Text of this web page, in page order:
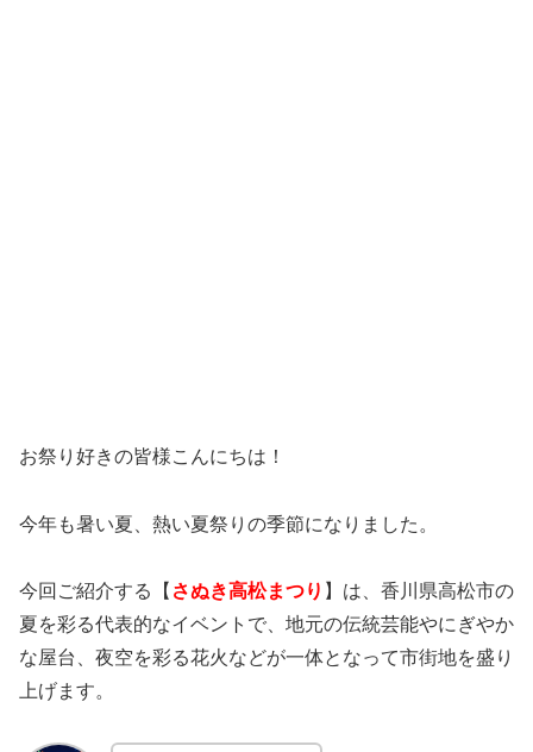
お祭り好きの皆様こんにちは！
今年も暑い夏、熱い夏祭りの季節になりました。
今回ご紹介する【 さぬき高松まつり 】は、香川県高松市の
夏を彩る代表的なイベントで、地元の伝統芸能やにぎやか
な屋台、夜空を彩る花火などが一体となって市街地を盛り
上げます。